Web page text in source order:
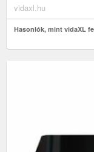
vidaxl.hu
Hasonlók, mint vidaXL